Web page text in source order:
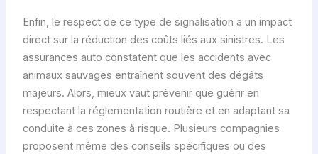
Enfin, le respect de ce type de signalisation a un impact
direct sur la réduction des coûts liés aux sinistres. Les
assurances auto constatent que les accidents avec
animaux sauvages entraînent souvent des dégâts
majeurs. Alors, mieux vaut prévenir que guérir en
respectant la réglementation routière et en adaptant sa
conduite à ces zones à risque. Plusieurs compagnies
proposent même des conseils spécifiques ou des